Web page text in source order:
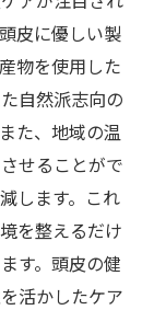
ケア製品
きること！
習慣の見直
フケアの方
康効果
皮に優しい製
物を使用した
自然派志向の
た、地域の温
せることがで
します。これ
を整えるだけ
す。頭皮の健
活かしたケア